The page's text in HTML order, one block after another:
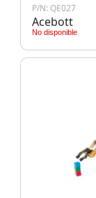
P/N: QE027
Acebott
No disponible